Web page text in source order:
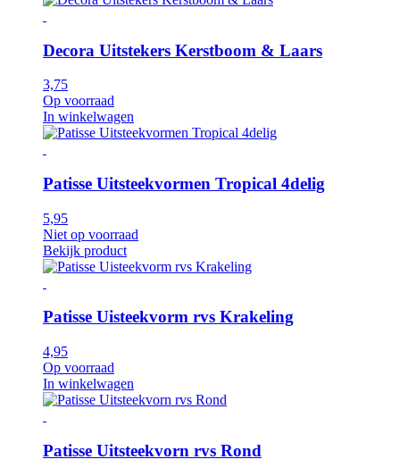
Decora Uitstekers Kerstboom & Laars
3,75
Op voorraad
In winkelwagen
Patisse Uitsteekvormen Tropical 4delig
5,95
Niet op voorraad
Bekijk product
Patisse Uisteekvorm rvs Krakeling
4,95
Op voorraad
In winkelwagen
Patisse Uitsteekvorn rvs Rond